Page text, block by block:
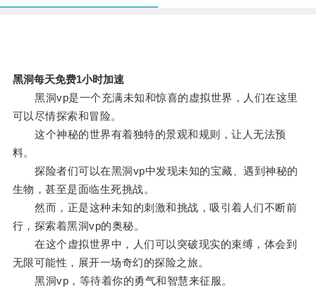
黑洞每天免费1小时加速
黑洞vp是一个充满未知和惊喜的虚拟世界，人们在这里
可以尽情探索和冒险。
这个神秘的世界有着独特的景观和规则，让人无法预
料。
探险者们可以在黑洞vp中发现未知的宝藏、遇到神秘的
生物，甚至是面临生死挑战。
然而，正是这种未知的刺激和挑战，吸引着人们不断前
行，探索着黑洞vp的奥秘。
在这个虚拟世界中，人们可以突破现实的束缚，体会到
无限可能性，展开一场奇幻的探险之旅。
黑洞vp，等待着你的勇气和智慧来征服。